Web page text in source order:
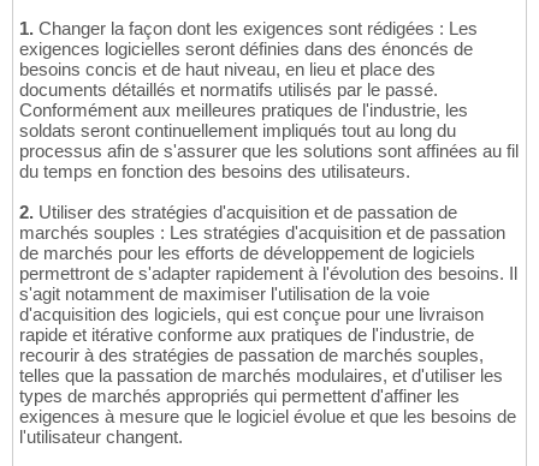
1. Changer la façon dont les exigences sont rédigées : Les
exigences logicielles seront définies dans des énoncés de
besoins concis et de haut niveau, en lieu et place des
documents détaillés et normatifs utilisés par le passé.
Conformément aux meilleures pratiques de l'industrie, les
soldats seront continuellement impliqués tout au long du
processus afin de s'assurer que les solutions sont affinées au fil
du temps en fonction des besoins des utilisateurs.
2. Utiliser des stratégies d'acquisition et de passation de
marchés souples : Les stratégies d'acquisition et de passation
de marchés pour les efforts de développement de logiciels
permettront de s'adapter rapidement à l'évolution des besoins. Il
s'agit notamment de maximiser l'utilisation de la voie
d'acquisition des logiciels, qui est conçue pour une livraison
rapide et itérative conforme aux pratiques de l'industrie, de
recourir à des stratégies de passation de marchés souples,
telles que la passation de marchés modulaires, et d'utiliser les
types de marchés appropriés qui permettent d'affiner les
exigences à mesure que le logiciel évolue et que les besoins de
l'utilisateur changent.